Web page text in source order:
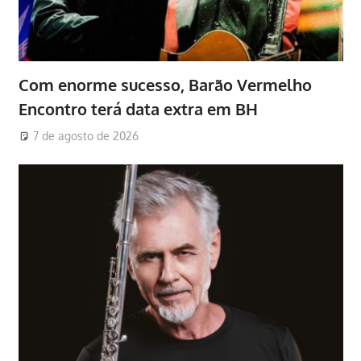
Com enorme sucesso, Barão Vermelho
Encontro terá data extra em BH
7 de agosto de 2026